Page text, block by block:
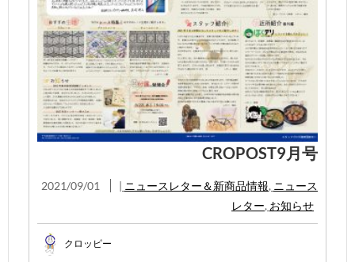
CROPOST9月号
2021/09/01 | ニュースレター＆新商品情報, ニュース
レター, お知らせ
クロッピー